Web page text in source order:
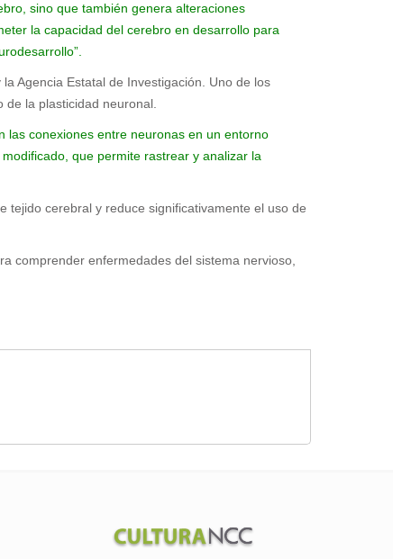
sino que también genera alteraciones
la capacidad del cerebro en desarrollo para
Agencia Estatal de Investigación. Uno de los
la plasticidad neuronal.
las conexiones entre neuronas en un entorno
que permite rastrear y analizar la
tejido cerebral y reduce significativamente el uso de
comprender enfermedades del sistema nervioso,